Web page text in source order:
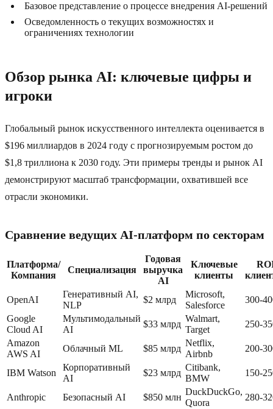
Базовое представление о процессе внедрения AI-решений
Осведомленность о текущих возможностях и
ограничениях технологии
Обзор рынка AI: ключевые цифры и
игроки
Глобальный рынок искусственного интеллекта оценивается в
$196 миллиардов в 2024 году с прогнозируемым ростом до
$1,8 триллиона к 2030 году. Эти примеры тренды и рынок AI
демонстрируют масштаб трансформации, охватившей все
отрасли экономики.
Сравнение ведущих AI-платформ по секторам
Платформа/
Компания
Специализация
Годовая
выручка
AI
Ключевые
клиенты
OpenAI
Генеративный AI,
NLP
$2 млрд
Microsoft,
Salesforce
300-
Google
Cloud AI
Мультимодальный
AI
$33 млрд
Walmart,
Target
250-
Amazon
AWS AI
Облачный ML $85 млрд
Netflix,
Airbnb
200-
IBM Watson
Корпоративный
AI
$23 млрд
Citibank,
BMW
150-
Anthropic Безопасный AI $850 млн
DuckDuckGo,
Quora
280-